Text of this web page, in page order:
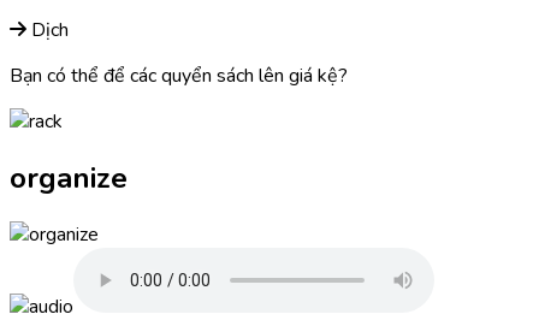
Dịch
Bạn có thể để các quyển sách lên giá kệ?
organize